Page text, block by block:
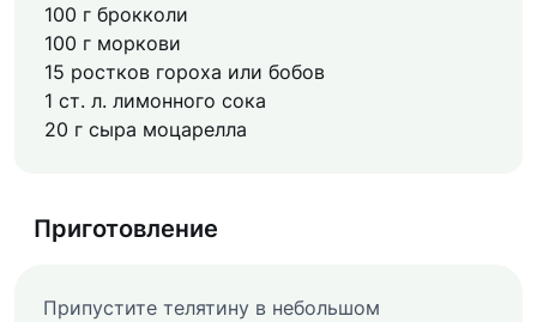
100 г брокколи
100 г моркови
15 ростков гороха или бобов
1 ст. л. лимонного сока
20 г сыра моцарелла
Приготовление
Припустите телятину в небольшом